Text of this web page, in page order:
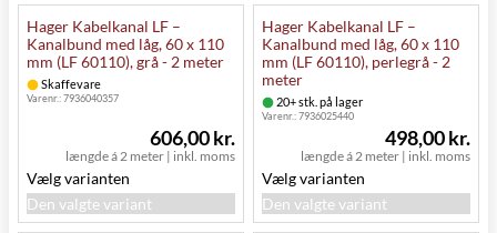
Hager Kabelkanal LF –
Kanalbund med låg, 60 x 110
mm (LF 60110), grå - 2 meter
Skaffevare
Varenr.:7936040357
længde á 2 meter | inkl. moms
606,00 kr.
Vælg varianten
Den valgte variant
Hager Kabelkanal LF –
Kanalbund med låg, 60 x 110
mm (LF 60110), perlegrå - 2
meter
20+ stk. på lager
Varenr.:7936025440
længde á 2 meter | inkl. moms
498,00 kr.
Vælg varianten
Den valgte variant